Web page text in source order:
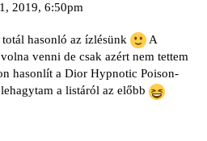
2019, 6:50pm
hasonló az ízlésünk
A
venni de csak azért nem tettem
hasonlít a Dior Hypnotic Poison-
a listáról az előbb